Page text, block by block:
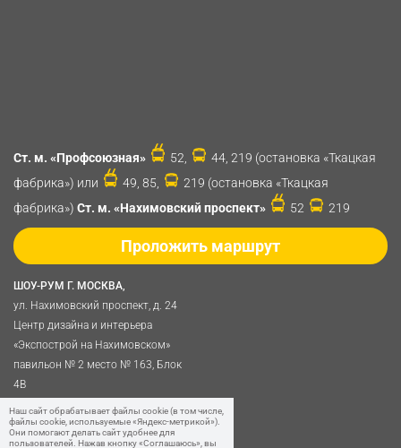
ШОУ-РУМ Г. МОСКВА,
ул. Нахимовский проспект, д. 24
Центр дизайна и интерьера
«Экспострой на Нахимовском»
павильон № 2 место № 163, Блок
4B
Политика обработки
персональных данных
Ст. м. «Профсоюзная» 52,
44, 219 (остановка «Ткацкая
фабрика») или
49, 85,
219 (остановка «Ткацкая
фабрика») Ст. м. «Нахимовский проспект» 52 219
Проложить маршрут
Наш сайт обрабатывает файлы cookie (в том числе,
файлы cookie, используемые «Яндекс-метрикой»).
Они помогают делать сайт удобнее для
пользователей. Нажав кнопку «Соглашаюсь», вы